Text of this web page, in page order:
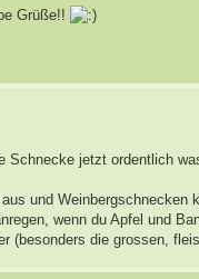
Grüße!!
Schnecke jetzt ordentlich
und Weinbergschnecken
wenn du Apfel und
(besonders die grossen,